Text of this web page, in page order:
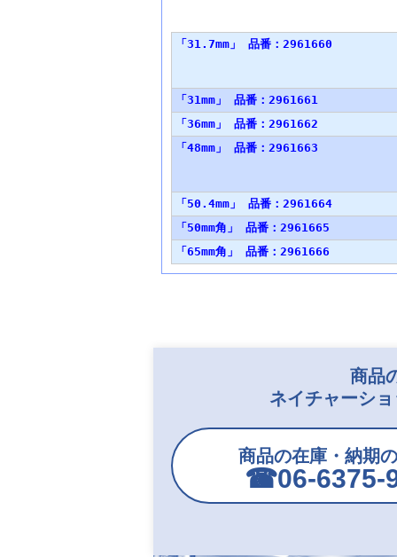
「31.7mm」 品番：2961660
「31mm」 品番：2961661
「36mm」 品番：2961662
「48mm」 品番：2961663
「50.4mm」 品番：2961664
「50mm角」 品番：2961665
「65mm角」 品番：2961666
商品
ネイチャーシ
商品の在庫・納期
☎︎06-6375-